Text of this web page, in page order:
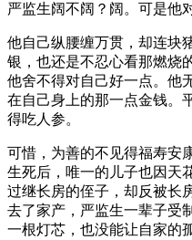
严监生阔不阔？阔。可是他
他自己纵腰缠万贯，却连块
银，也还是不忍心看那燃烧
他舍不得对自己好一点。他
在自己身上的那一点金钱。
得吃人参。
可惜，为善的不见得福寿安
生死后，唯一的儿子也因天
过继长房的侄子，却反被长
去了家产，严监生一辈子受
一根灯芯，也没能让自家的